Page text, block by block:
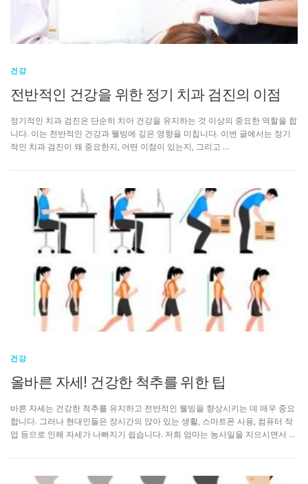
건강
전반적인 건강을 위한 정기 치과 검진의 이점
정기적인 치과 검진은 단순히 치아 건강을 유지하는 것 이상의 중요한 역할을 합
니다. 이는 전반적인 건강과 웰빙에 깊은 영향을 미칩니다. 이번 글에서는 정기
적인 치과 검진이 왜 중요한지, 어떤 이점이 있는지, 그리고 …
건강
올바른 자세! 건강한 척추를 위한 팁
바른 자세는 건강한 척추를 유지하고 전반적인 웰빙을 향상시키는 데 매우 중요
합니다. 그러나 현대인들은 장시간의 앉아 있는 생활, 스마트폰 사용, 컴퓨터 작
업 등으로 인해 자세가 나빠지기 쉽습니다. 저희 엄마는 농사일을 지으시면서 …